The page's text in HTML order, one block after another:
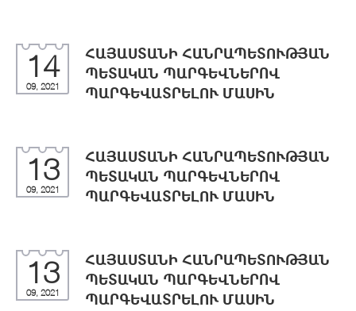
14
09, 2021
ՀԱՅԱՍՏԱՆԻ ՀԱՆՐԱՊԵՏՈՒԹՅԱՆ
ՊԵՏԱԿԱՆ ՊԱՐԳԵՎՆԵՐՈՎ
ՊԱՐԳԵՎԱՏՐԵԼՈՒ ՄԱՍԻՆ
13
09, 2021
ՀԱՅԱՍՏԱՆԻ ՀԱՆՐԱՊԵՏՈՒԹՅԱՆ
ՊԵՏԱԿԱՆ ՊԱՐԳԵՎՆԵՐՈՎ
ՊԱՐԳԵՎԱՏՐԵԼՈՒ ՄԱՍԻՆ
13
09, 2021
ՀԱՅԱՍՏԱՆԻ ՀԱՆՐԱՊԵՏՈՒԹՅԱՆ
ՊԵՏԱԿԱՆ ՊԱՐԳԵՎՆԵՐՈՎ
ՊԱՐԳԵՎԱՏՐԵԼՈՒ ՄԱՍԻՆ